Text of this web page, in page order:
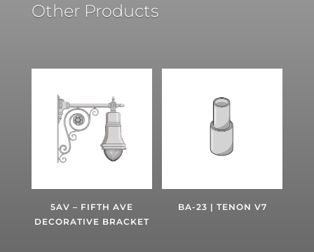
Other Products
5AV – FIFTH AVE
DECORATIVE BRACKET
BA-23 | TENON V7